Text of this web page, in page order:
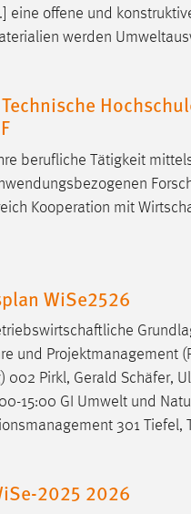
eine offene und
werden
berufliche Tätigkeit
Kooperation mit
WiSe2526
und Projektmanagement
002 Pirkl, Gerald Schäfer,
15:00 GI Umwelt und
301 Tiefel,
2025 2026
die gewählte
chat-frame-style-
=
= 3
= 1 Jahr
um sich an